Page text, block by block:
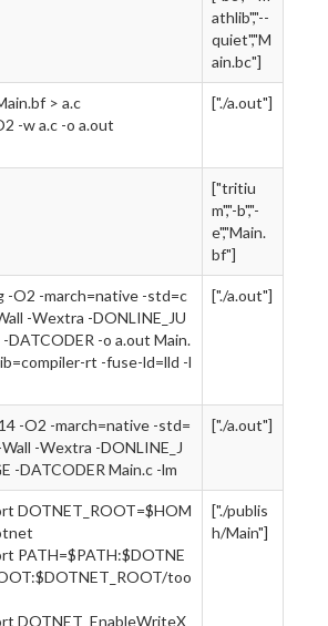
athlib","--
quiet","M
ain.bc"]
> a.c
-w a.c -o a.out
["./a.out"]
["tritiu
m","-b","-
e","Main.
bf"]
-O2 -march=native -std=c
-Wextra -DONLINE_JU
-DATCODER -o a.out Main.
rt -fuse-ld=lld -l
["./a.out"]
-O2 -march=native -std=
-Wextra -DONLINE_J
-DATCODER Main.c -lm
["./a.out"]
DOTNET_ROOT=$HOM
PATH=$PATH:$DOTNE
too
DOTNET_EnableWriteX
["./publis
h/Main"]